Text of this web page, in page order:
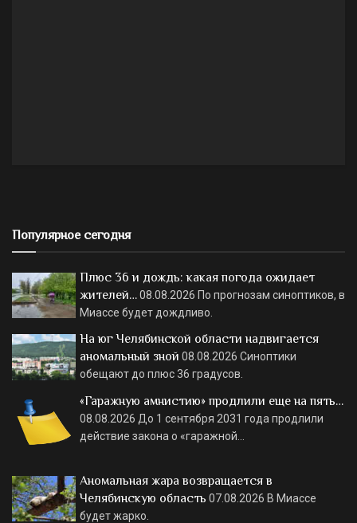
Популярное сегодня
Плюс 36 и дождь: какая погода ожидает
жителей…08.08.2026 По прогнозам синоптиков, в
Миассе будет дождливо.
На юг Челябинской области надвигается
аномальный зной 08.08.2026 Синоптики
обещают до плюс 36 градусов.
«Гаражную амнистию» продлили еще на пять…
08.08.2026 До 1 сентября 2031 года продлили
действие закона о «гаражной…
Аномальная жара возвращается в
Челябинскую область 07.08.2026 В Миассе
будет жарко.